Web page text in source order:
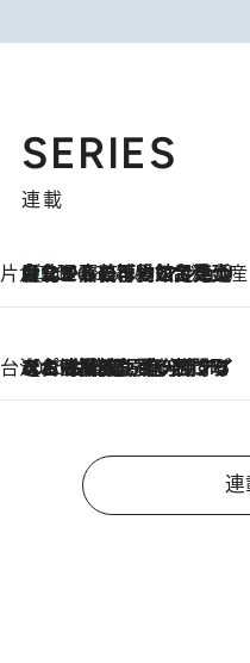
SERIES
連載
片倉真理のときめく台湾土産
2026.8.5
台北からちょっと足を延ばして嘉義へ！ マジョリカタイルの博物館で見つけたレトロ可愛い台湾土産
台湾ぶらぶら食べ歩き
2026.8.4
【台湾夏旅】買い物するなら“台湾の原宿”西門町へ！ お土産も自分用アイテムも揃うショッピングスポット8選
連